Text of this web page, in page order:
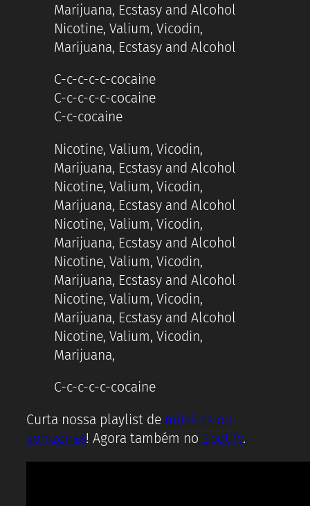
Marijuana, Ecstasy and Alcohol
Nicotine, Valium, Vicodin,
Marijuana, Ecstasy and Alcohol
C-c-c-c-c-cocaine
C-c-c-c-c-cocaine
C-c-cocaine
Nicotine, Valium, Vicodin,
Marijuana, Ecstasy and Alcohol
Nicotine, Valium, Vicodin,
Marijuana, Ecstasy and Alcohol
Nicotine, Valium, Vicodin,
Marijuana, Ecstasy and Alcohol
Nicotine, Valium, Vicodin,
Marijuana, Ecstasy and Alcohol
Nicotine, Valium, Vicodin,
Marijuana, Ecstasy and Alcohol
Nicotine, Valium, Vicodin,
Marijuana,
C-c-c-c-c-cocaine
Curta nossa playlist de músicas ou
somzeiras! Agora também no Spotify.